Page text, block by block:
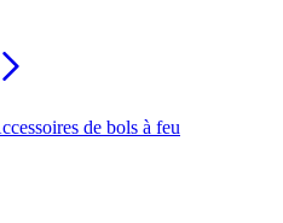
de bols à feu